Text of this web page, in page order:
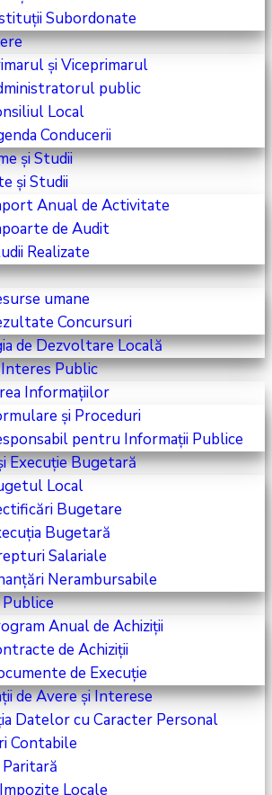
Subordonate
și Viceprimarul
public
Local
Conducerii
și Studii
și Studii
Anual de Activitate
de Audit
Realizate
umane
Concursuri
de Dezvoltare Locală
Public
Informațiilor
și Proceduri
pentru Informații Publice
Execuție Bugetară
Local
Bugetare
Bugetară
Salariale
Nerambursabile
Anual de Achiziții
de Achiziții
de Execuție
de Avere și Interese
Datelor cu Caracter Personal
Contabile
Paritară
Locale